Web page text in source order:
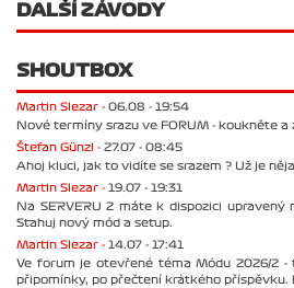
DALŠÍ ZÁVODY
SHOUTBOX
Martin Slezar - 06.08 - 19:54
Nové termíny srazu ve FORUM - koukněte
Štefan Günzl - 27.07 - 08:45
Ahoj kluci, jak to vidíte se srazem ? Už je
Martin Slezar - 19.07 - 19:31
Na SERVERU 2 máte k dispozici
Stahuj nový mód a setup.
Martin Slezar - 14.07 - 17:41
Ve forum je otevřené téma Módu 2026/2 -
připomínky, po přečtení krátkého příspěvku.